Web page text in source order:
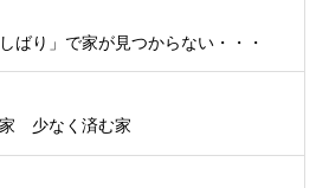
ばり」で家が見つからない・・・
少なく済む家